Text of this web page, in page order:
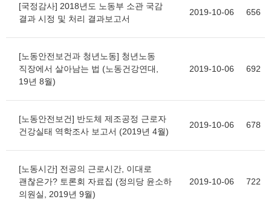
[국정감사] 2018년도 노동부 소관 국감
결과 시정 및 처리 결과보고서
2019-10-06 656
[노동안전보건과 청년노동] 청년노동
직장에서 살아남는 법 (노동건강연대,
19년 8월)
2019-10-06 692
[노동안전보건] 반도체 제조공정 근로자
건강실태 역학조사 보고서 (2019년 4월)
2019-10-06 678
[노동시간] 전공의 근로시간, 이대로
괜찮은가? 토론회 자료집 (정의당 윤소하
의원실, 2019년 9월)
2019-10-06 722